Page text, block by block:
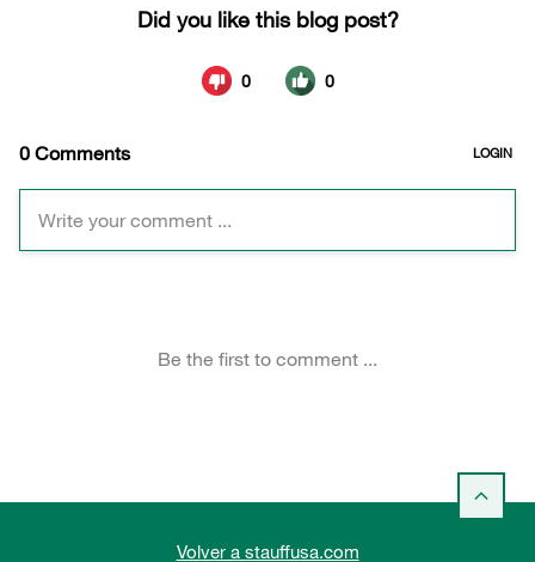
Volver a stauffusa.com